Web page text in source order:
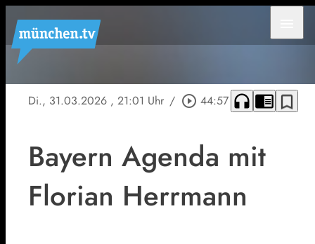
Di., 31.03.2026 , 21:01 Uhr / play_circle_outline 44:57 headphones chrome_reader_mode bookmark_border
Bayern Agenda mit
Florian Herrmann